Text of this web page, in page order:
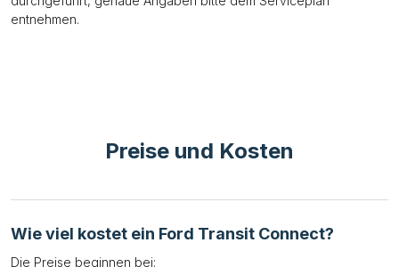
entnehmen.
Preise und Kosten
Wie viel kostet ein Ford Transit Connect?
Die Preise beginnen bei: